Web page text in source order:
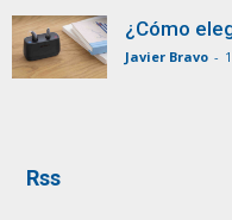
¿Cómo
Javier Bravo -
Rss